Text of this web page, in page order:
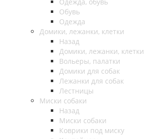
Обувь
Одежда
Домики, лежанки, клетки
Назад
Домики, лежанки, клетки
Вольеры, палатки
Домики для собак
Лежанки для собак
Лестницы
Миски собаки
Назад
Миски собаки
Коврики под миску